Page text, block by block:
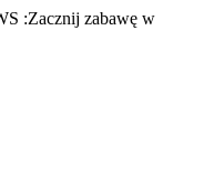
:Zacznij zabawę w